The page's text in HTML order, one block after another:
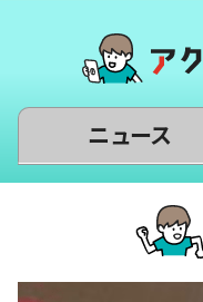
ニュース